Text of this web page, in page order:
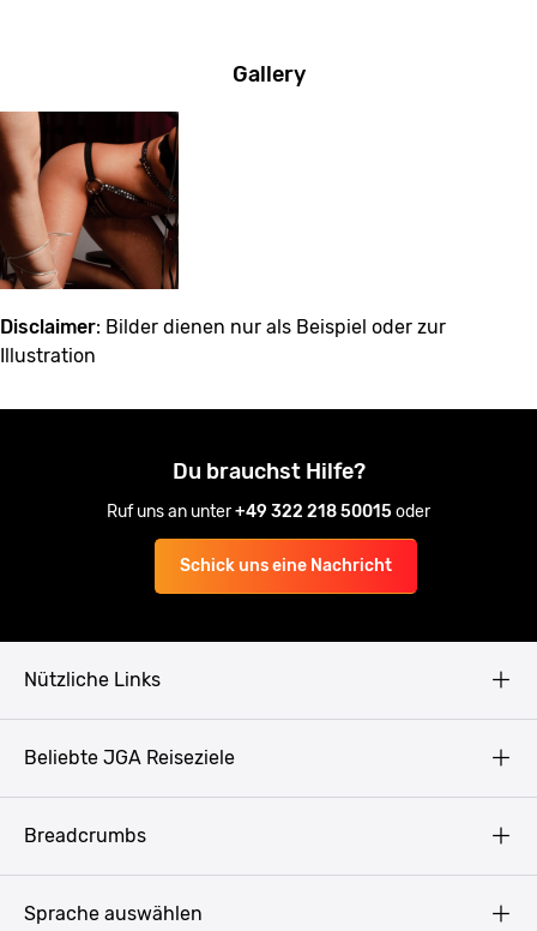
Gallery
Disclaimer: Bilder dienen nur als Beispiel oder zur
Illustration
Du brauchst Hilfe?
Ruf uns an unter+49 322 218 50015oder
Schick uns eine Nachricht
Nützliche Links
Beliebte JGA Reiseziele
Breadcrumbs
Sprache auswählen